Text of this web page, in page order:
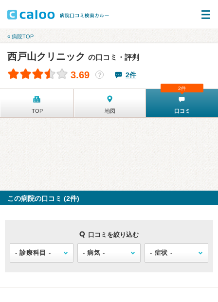
« 病院TOP
西戸山クリニック の口コミ・評判
3.69 ？ 2件
TOP 地図 口コミ
2件
この病院の口コミ (2件)
口コミを絞り込む